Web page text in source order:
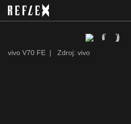
vivo V70 FE | Zdroj: vivo